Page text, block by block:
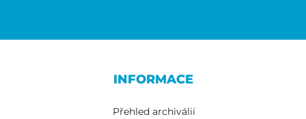
INFORMACE
Přehled archiválií